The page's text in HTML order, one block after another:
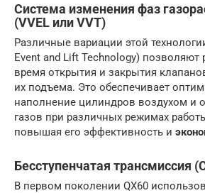
Система изменения фаз
(VVEL или VVT)
Различные вариации этой
Event and Lift Technology) позволяют
время открытия и закрытия
их подъема. Это обеспечивает
наполнение цилиндров воздухом и
газов при различных режимах
повышая его эффективность и
Бесступенчатая трансмиссия
В первом поколении QX60